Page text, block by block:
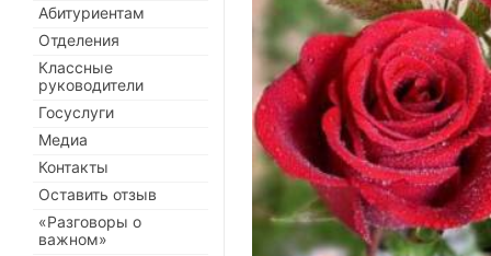
Абитуриентам
Отделения
Классные
руководители
Госуслуги
Медиа
Контакты
Оставить отзыв
«Разговоры о
важном»